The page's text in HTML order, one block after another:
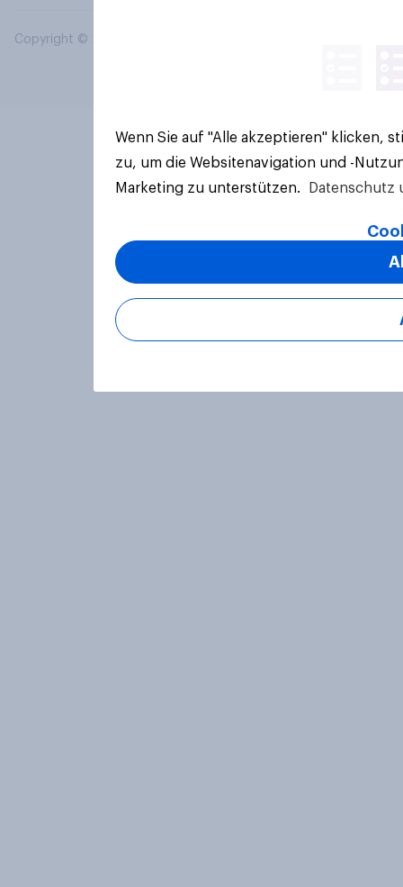
Copyright © 2026 YouGov PLC. Alle Rechte vorbehalten.
Wenn Sie auf "Alle akzeptieren" klicken,
zu, um die Websitenavigation und -
Marketing zu unterstützen.
Datenschutz